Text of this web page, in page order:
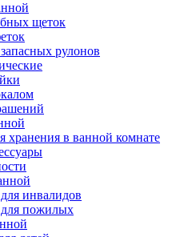
щеток
рулонов
хранения в ванной комнате
инвалидов
пожилых